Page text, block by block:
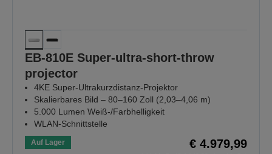
EB-810E Super-ultra-short-throw
projector
4KE Super-Ultrakurzdistanz-Projektor
Skalierbares Bild – 80–160 Zoll (2,03–4,06 m)
5.000 Lumen Weiß-/Farbhelligkeit
WLAN-Schnittstelle
Auf Lager € 4.979,99